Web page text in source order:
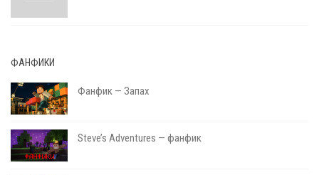
ФАНФИКИ
Фанфик — Запах
Steve’s Adventures — фанфик